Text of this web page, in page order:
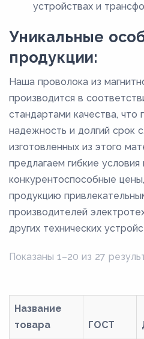
3,2
3,6
4
5
устройствах и
Уникальные
продукции:
Наша проволока из
производится в
стандартами качества, что
надежность и долгий срок
изготовленных из этого
предлагаем гибкие условия
конкурентоспособные
продукцию
производителей
других технических
Показаны 1–20 из 27
Название
товара
ГОСТ